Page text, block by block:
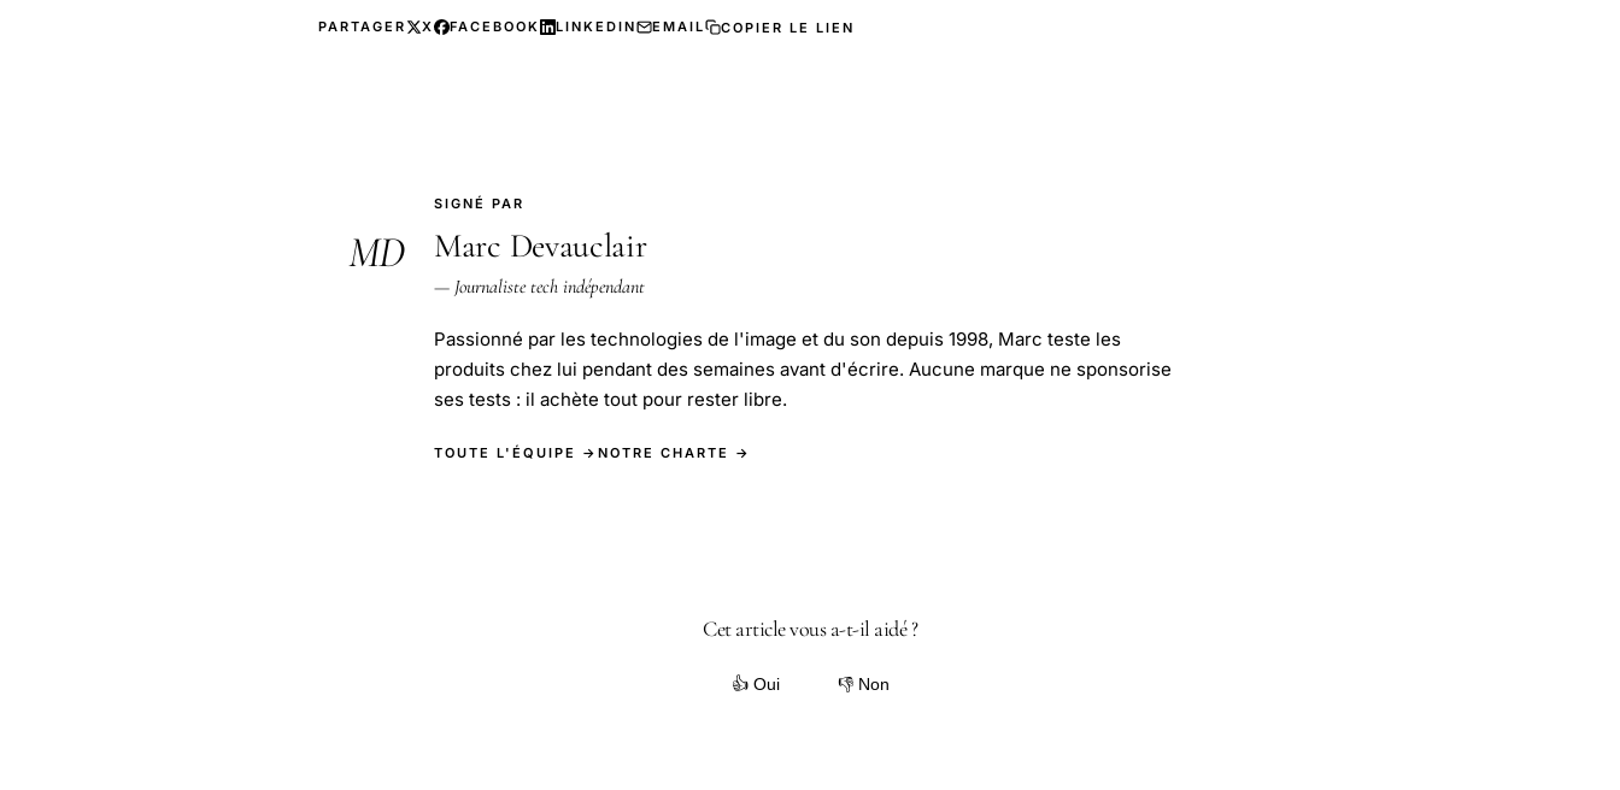
PARTAGER X FACEBOOK LINKEDIN EMAIL COPIER LE LIEN
MD
SIGNÉ PAR
Marc Devauclair
— Journaliste tech indépendant
Passionné par les technologies de l'image et du son depuis 1998, Marc teste les
produits chez lui pendant des semaines avant d'écrire. Aucune marque ne sponsorise
ses tests : il achète tout pour rester libre.
TOUTE L'ÉQUIPE → NOTRE CHARTE →
Cet article vous a-t-il aidé ?
👍 Oui 👎 Non